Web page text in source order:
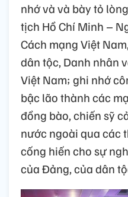
nhớ và và bày tỏ
tịch Hồ Chí Minh –
Cách mạng Việt
dân tộc, Danh nhân
Việt Nam; ghi nhớ
bậc lão thành các
đồng bào, chiến sỹ
nước ngoài qua các
cống hiến cho sự
của Đảng, của dân